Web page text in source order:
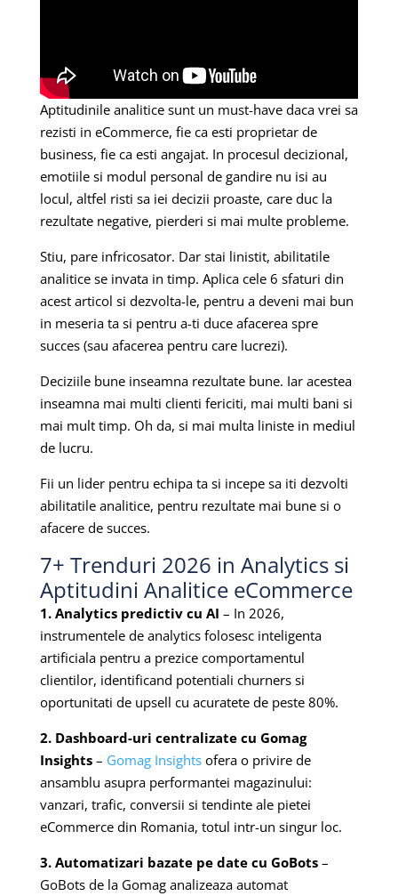
Aptitudinile analitice sunt un must-have daca vrei sa
rezisti in eCommerce, fie ca esti proprietar de
business, fie ca esti angajat. In procesul decizional,
emotiile si modul personal de gandire nu isi au
locul, altfel risti sa iei decizii proaste, care duc la
rezultate negative, pierderi si mai multe probleme.
Stiu, pare infricosator. Dar stai linistit, abilitatile
analitice se invata in timp. Aplica cele 6 sfaturi din
acest articol si dezvolta-le, pentru a deveni mai bun
in meseria ta si pentru a-ti duce afacerea spre
succes (sau afacerea pentru care lucrezi).
Deciziile bune inseamna rezultate bune. Iar acestea
inseamna mai multi clienti fericiti, mai multi bani si
mai mult timp. Oh da, si mai multa liniste in mediul
de lucru.
Fii un lider pentru echipa ta si incepe sa iti dezvolti
abilitatile analitice, pentru rezultate mai bune si o
afacere de succes.
7+ Trenduri 2026 in Analytics si
Aptitudini Analitice eCommerce
1. Analytics predictiv cu AI – In 2026,
instrumentele de analytics folosesc inteligenta
artificiala pentru a prezice comportamentul
clientilor, identificand potentiali churners si
oportunitati de upsell cu acuratete de peste 80%.
2. Dashboard-uri centralizate cu Gomag
Insights– Gomag Insightsofera o privire de
ansamblu asupra performantei magazinului:
vanzari, trafic, conversii si tendinte ale pietei
eCommerce din Romania, totul intr-un singur loc.
3. Automatizari bazate pe date cu GoBots–
GoBots de la Gomag analizeaza automat